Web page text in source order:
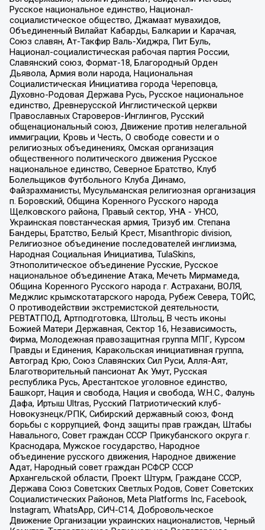
Русское национальное единство, Национал-
социалистическое общество, Джамаат мувахидов,
Объединенный Вилайат Кабарды, Балкарии и Карачая,
Союз славян, Ат-Такфир Валь-Хиджра, Пит Буль,
Национал-социалистическая рабочая партия России,
Славянский союз, Формат-18, Благородный Орден
Дьявола, Армия воли народа, Национальная
Социалистическая Инициатива города Череповца,
Духовно-Родовая Держава Русь, Русское национальное
единство, Древнерусской Инглистической церкви
Православных Староверов-Инглингов, Русский
общенациональный союз, Движение против нелегальной
иммиграции, Кровь и Честь, О свободе совести и о
религиозных объединениях, Омская организация
общественного политического движения Русское
национальное единство, Северное Братство, Клуб
Болельщиков Футбольного Клуба Динамо,
Файзрахманисты, Мусульманская религиозная организация
п. Боровский, Община Коренного Русского народа
Щелковского района, Правый сектор, УНА - УНСО,
Украинская повстанческая армия, Тризуб им. Степана
Бандеры, Братство, Белый Крест, Misanthropic division,
Религиозное объединение последователей инглиизма,
Народная Социальная Инициатива, TulaSkins,
Этнополитическое объединение Русские, Русское
национальное объединение Атака, Мечеть Мирмамеда,
Община Коренного Русского народа г. Астрахани, ВОЛЯ,
Меджлис крымскотатарского народа, Рубеж Севера, ТОЙС,
О противодействии экстремистской деятельности,
РЕВТАТПОД, Артподготовка, Штольц, В честь иконы
Божией Матери Державная, Сектор 16, Независимость,
Фирма, Молодежная правозащитная группа МПГ, Курсом
Правды и Единения, Каракольская инициативная группа,
Автоград Крю, Союз Славянских Сил Руси, Алля-Аят,
Благотворительный пансионат Ак Умут, Русская
республика Русь, Арестантское уголовное единство,
Башкорт, Нация и свобода, Нация и свобода, W.H.С., Фалунь
Дафа, Иртыш Ultras, Русский Патриотический клуб-
Новокузнецк/РПК, Сибирский державный союз, Фонд
борьбы с коррупцией, Фонд защиты прав граждан, Штабы
Навального, Совет граждан СССР Прикубанского округа г.
Краснодара, Мужское государство, Народное
объединение русского движения, Народное движение
Адат, Народный совет граждан РСФСР СССР
Архангельской области, Проект Штурм, Граждане СССР,
Держава Союз Советских Светлых Родов, Совет Советских
Социалистических Районов, Meta Platforms Inc, Facebook,
Instagram, WhatsApp, СИЧ-С14, Добровольческое
Движение Организации украинских националистов, Черный